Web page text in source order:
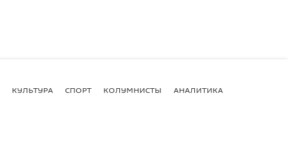
КУЛЬТУРА СПОРТ КОЛУМНИСТЫ АНАЛИТИКА